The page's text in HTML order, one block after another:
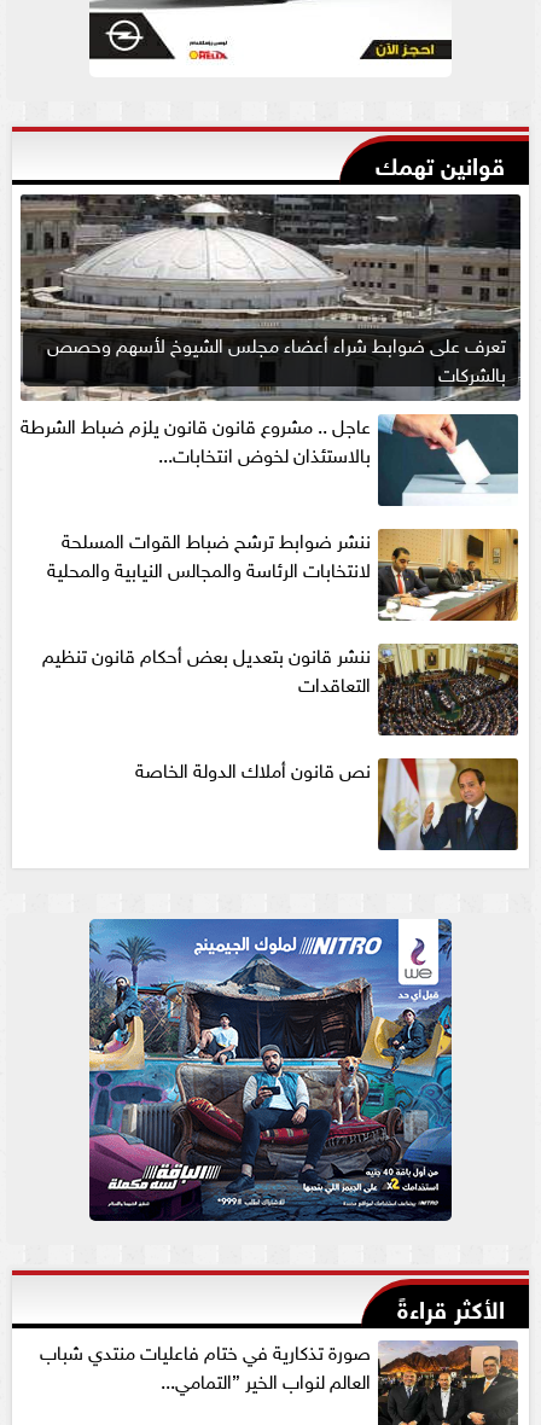
قوانين تهمك
تعرف على ضوابط شراء أعضاء مجلس الشيوخ لأسهم وحصص
بالشركات
عاجل .. مشروع قانون قانون يلزم ضباط الشرطة
بالاستئذان لخوض انتخابات...
ننشر ضوابط ترشح ضباط القوات المسلحة
لانتخابات الرئاسة والمجالس النيابية والمحلية‎
ننشر قانون بتعديل بعض أحكام قانون تنظيم
التعاقدات
نص قانون أملاك الدولة الخاصة
الأكثر قراءةً
صورة تذكارية في ختام فاعليات منتدي شباب
العالم لنواب الخير ”التمامي...